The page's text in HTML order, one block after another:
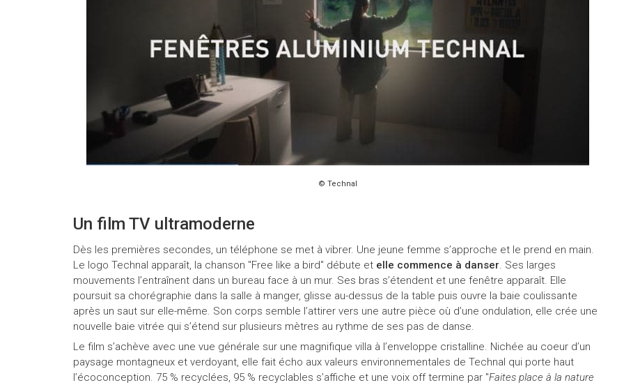
© Technal
Un film TV ultramoderne
Dès les premières secondes, un téléphone se met à vibrer. Une jeune femme s’approche et le prend en main.
Le logo Technal apparaît, la chanson "Free like a bird" débute et elle commence à danser. Ses larges
mouvements l’entraînent dans un bureau face à un mur. Ses bras s’étendent et une fenêtre apparaît. Elle
poursuit sa chorégraphie dans la salle à manger, glisse au-dessus de la table puis ouvre la baie coulissante
après un saut sur elle-même. Son corps semble l’attirer vers une autre pièce où d’une ondulation, elle crée une
nouvelle baie vitrée qui s’étend sur plusieurs mètres au rythme de ses pas de danse.
Le film s’achève avec une vue générale sur une magnifique villa à l’enveloppe cristalline. Nichée au coeur d’un
paysage montagneux et verdoyant, elle fait écho aux valeurs environnementales de Technal qui porte haut
l’écoconception. 75 % recyclées, 95 % recyclables s’affiche et une voix off termine par "Faites place à la nature